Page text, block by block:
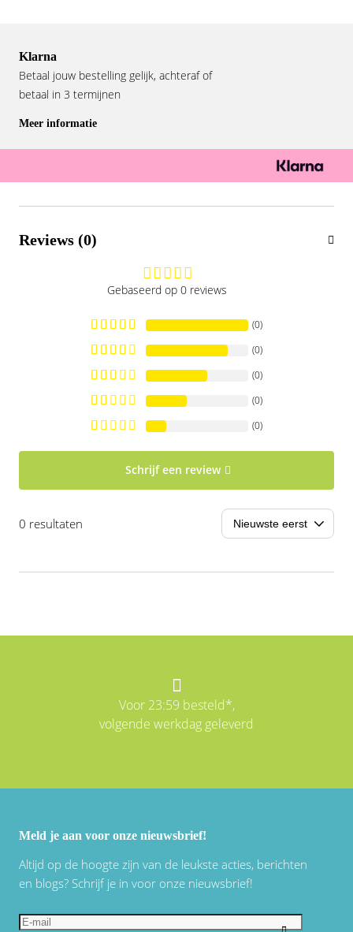
Klarna
Betaal jouw bestelling gelijk, achteraf of
betaal in 3 termijnen
Meer informatie
Reviews (0)
Gebaseerd op 0 reviews
(0)
(0)
(0)
(0)
(0)
Schrijf een review
0 resultaten
Voor 23:59 besteld*,
volgende werkdag geleverd
Meld je aan voor onze nieuwsbrief!
Altijd op de hoogte zijn van de leukste acties, berichten
en blogs? Schrijf je in voor onze nieuwsbrief!